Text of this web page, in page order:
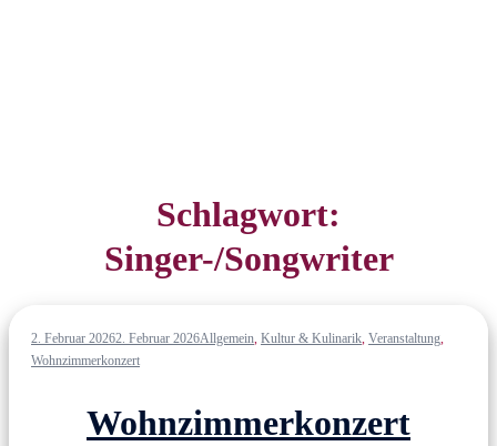
Schlagwort:
Singer-/Songwriter
2. Februar 20262. Februar 2026Allgemein, Kultur & Kulinarik, Veranstaltung,
Wohnzimmerkonzert
Wohnzimmerkonzert